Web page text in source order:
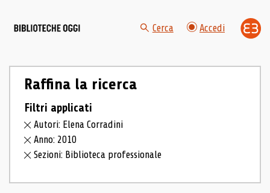
Cerca Accedi
Raffina la ricerca
Filtri applicati
Autori: Elena Corradini
Anno: 2010
Sezioni: Biblioteca professionale